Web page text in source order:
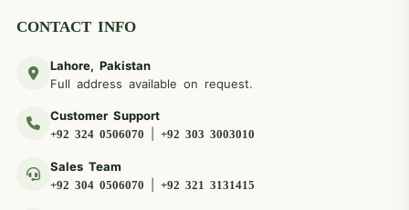
CONTACT INFO
Lahore, Pakistan
Full address available on request.
Customer Support
+92 324 0506070 +92 303 3003010
Sales Team
+92 304 0506070 +92 321 3131415